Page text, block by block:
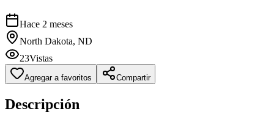
Hace 2 meses
North Dakota, ND
23Vistas
Agregar a favoritos Compartir
Descripción